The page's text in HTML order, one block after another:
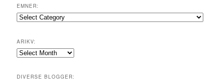
EMNER:
Emner:
ARIKV:
Arikv:
DIVERSE BLOGGER: